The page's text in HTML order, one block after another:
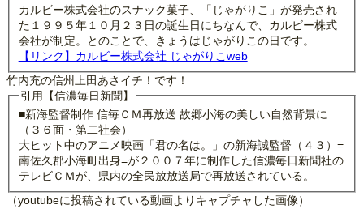
カルビー株式会社のスナック菓子、「じゃがりこ」が発売され
た１９９５年１０月２３日の誕生日にちなんで、カルビー株式
会社が制定。とのことで、きょうはじゃがりこの日です。
【リンク】カルビー株式会社 じゃがりこweb
竹内充の信州上田あさイチ！です！
引用【信濃毎日新聞】
■新海監督制作 信毎ＣＭ再放送 故郷小海の美しい自然背景に
（３６面・第二社会）
大ヒット中のアニメ映画「君の名は。」の新海誠監督（４３）=
南佐久郡小海町出身=が２００７年に制作した信濃毎日新聞社の
テレビＣＭが、県内の全民放放送局で再放送されている。
（youtubeに投稿されている動画よりキャプチャした画像）